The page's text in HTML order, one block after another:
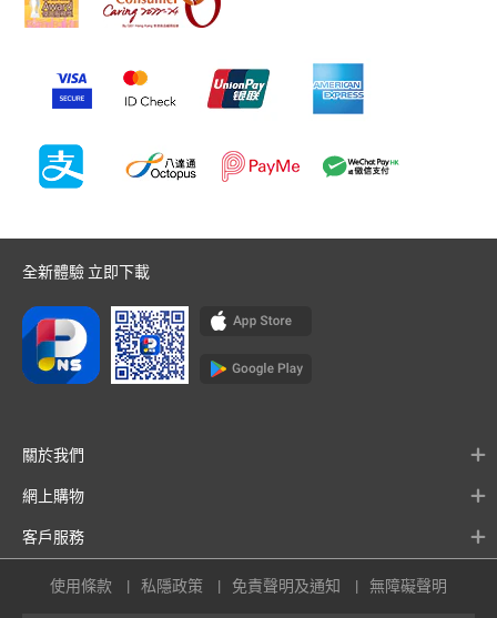
全新體驗 立即下載
關於我們
網上購物
客戶服務
使用條款 私隱政策 免責聲明及通知 無障礙聲明